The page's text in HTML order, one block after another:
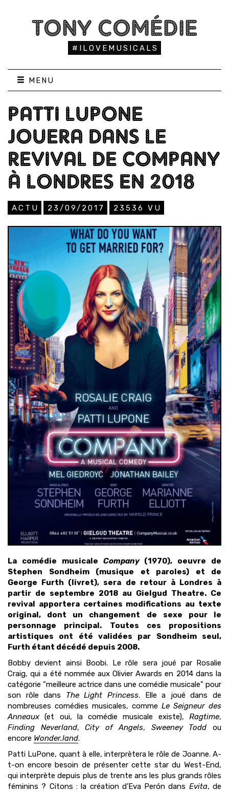
TONY COMÉDIE
#ILOVEMUSICALS
MENU
PATTI LUPONE
JOUERA DANS LE
REVIVAL DE COMPANY
À LONDRES EN 2018
ACTU 23/09/2017 23536 VU
La comédie musicale Company(1970), oeuvre de
Stephen Sondheim (musique et paroles) et de
George Furth (livret), sera de retour à Londres à
partir de septembre 2018 au Gielgud Theatre. Ce
revival apportera certaines modifications au texte
original, dont un changement de sexe pour le
personnage principal. Toutes ces propositions
artistiques ont été validées par Sondheim seul,
Furth étant décédé depuis 2008.
Bobby devient ainsi Boobi. Le rôle sera joué par Rosalie
Craig, qui a été nommée aux Olivier Awards en 2014 dans la
catégorie "meilleure actrice dans une comédie musicale" pour
son rôle dans The Light Princess. Elle a joué dans de
nombreuses comédies musicales, comme Le Seigneur des
Anneaux(et oui, la comédie musicale existe), Ragtime,
Finding Neverland,City of Angels, Sweeney Todd ou
encore Wonder.land.
Patti LuPone, quant à elle, interprètera le rôle de Joanne. A-
t-on encore besoin de présenter cette star du West-End,
qui interprète depuis plus de trente ans les plus grands rôles
féminins ? Citons : la création d’Eva Perón dans Evita, de